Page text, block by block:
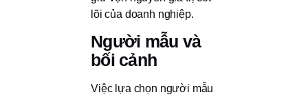
lõi của doanh nghiệp.
Người mẫu và
bối cảnh
Việc lựa chọn người mẫu